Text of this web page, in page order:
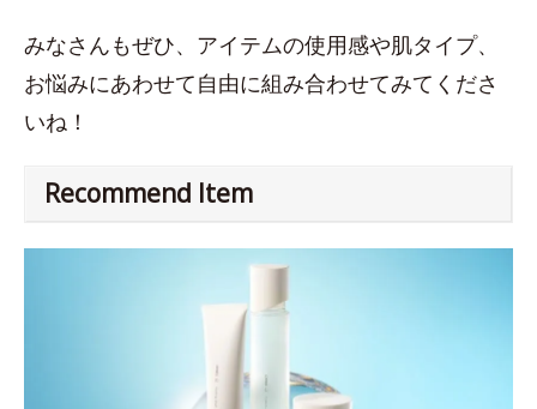
みなさんもぜひ、アイテムの使用感や肌タイプ、
お悩みにあわせて自由に組み合わせてみてくださ
いね！
Recommend Item